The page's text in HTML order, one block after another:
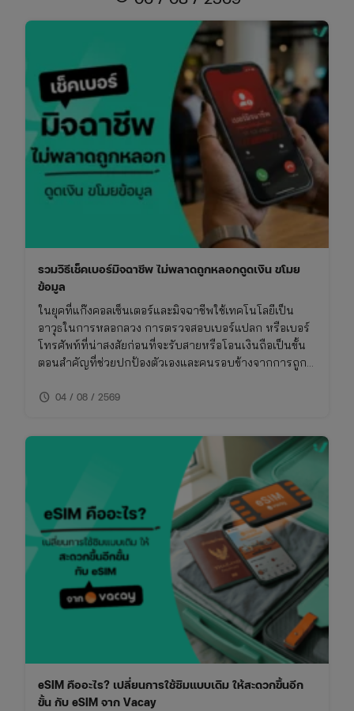
เช็ก
วัน
มงคล
ไทย-
จีน
และ
เทศกาล
สารท
จีน
รวมวิธีเช็คเบอร์มิจฉาชีพ ไม่พลาดถูกหลอกดูดเงิน ขโมย
ข้อมูล
ในยุคที่แก๊งคอลเซ็นเตอร์และมิจฉาชีพใช้เทคโนโลยีเป็น
อาวุธในการหลอกลวง การตรวจสอบเบอร์แปลก หรือเบอร์
โทรศัพท์ที่น่าสงสัยก่อนที่จะรับสายหรือโอนเงินถือเป็นขั้น
ตอนสำคัญที่ช่วยปกป้องตัวเองและคนรอบข้างจากการถูก
ต้องและใช้เครื่องมือที่เหมาะสม บทความนี้จึงรวบรวมวิธี
schedule 04 / 08 / 2569
eSIM คืออะไร? เปลี่ยนการใช้ซิมแบบเดิม ให้สะดวกขึ้นอีก
ขั้น กับ eSIM จาก Vacay